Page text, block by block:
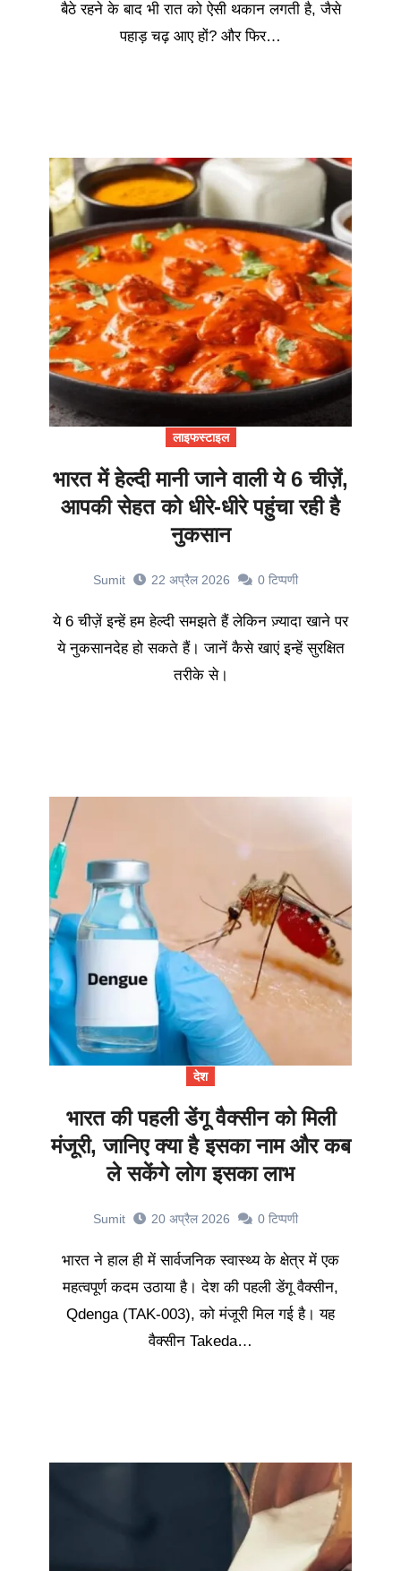
बैठे रहने के बाद भी रात को ऐसी थकान लगती है, जैसे
पहाड़ चढ़ आए हों? और फिर…
लाइफस्टाइल
भारत में हेल्दी मानी जाने वाली ये 6 चीज़ें,
आपकी सेहत को धीरे-धीरे पहुंचा रही है
नुकसान
Sumit 22 अप्रैल 2026 0 टिप्पणी
ये 6 चीज़ें इन्हें हम हेल्दी समझते हैं लेकिन ज़्यादा खाने पर
ये नुकसानदेह हो सकते हैं। जानें कैसे खाएं इन्हें सुरक्षित
तरीके से।
देश
भारत की पहली डेंगू वैक्सीन को मिली
मंजूरी, जानिए क्या है इसका नाम और कब
ले सकेंगे लोग इसका लाभ
Sumit 20 अप्रैल 2026 0 टिप्पणी
भारत ने हाल ही में सार्वजनिक स्वास्थ्य के क्षेत्र में एक
महत्वपूर्ण कदम उठाया है। देश की पहली डेंगू वैक्सीन,
Qdenga (TAK-003), को मंजूरी मिल गई है। यह
वैक्सीन Takeda…